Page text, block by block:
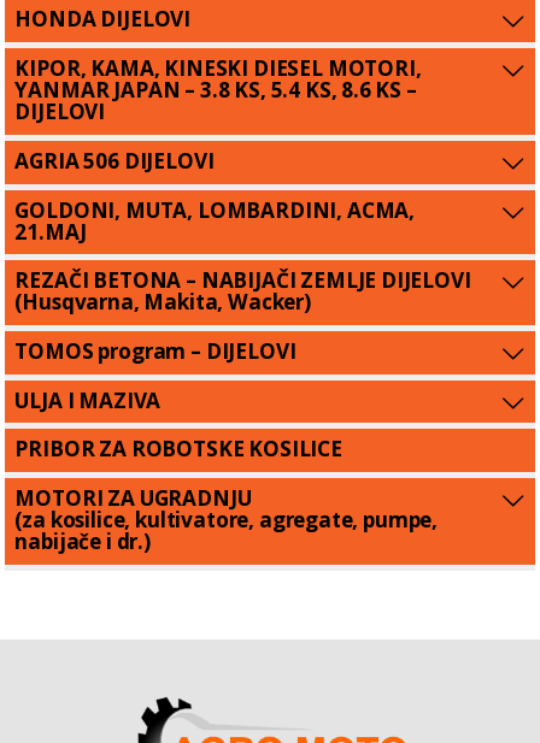
HONDA DIJELOVI
KIPOR, KAMA, KINESKI DIESEL MOTORI,
YANMAR JAPAN – 3.8 KS, 5.4 KS, 8.6 KS –
DIJELOVI
AGRIA 506 DIJELOVI
GOLDONI, MUTA, LOMBARDINI, ACMA,
21.MAJ
REZAČI BETONA – NABIJAČI ZEMLJE DIJELOVI
(Husqvarna, Makita, Wacker)
TOMOS program – DIJELOVI
ULJA I MAZIVA
PRIBOR ZA ROBOTSKE KOSILICE
MOTORI ZA UGRADNJU
(za kosilice, kultivatore, agregate, pumpe,
nabijače i dr.)